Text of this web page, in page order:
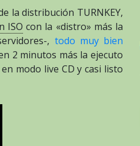
la distribución TURNKEY,
ISO con la «distro» más la
, todo muy bien
2 minutos más la ejecuto
modo live CD y casi listo